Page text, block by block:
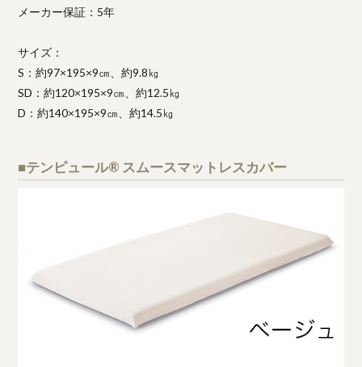
メーカー保証：5年
サイズ：
S：約97×195×9㎝、約9.8㎏
SD：約120×195×9㎝、約12.5㎏
D：約140×195×9㎝、約14.5㎏
■テンピュール® スムースマットレスカバー